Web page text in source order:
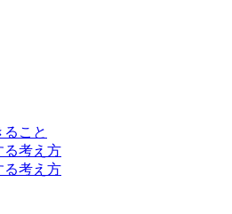
ること
る考え方
る考え方